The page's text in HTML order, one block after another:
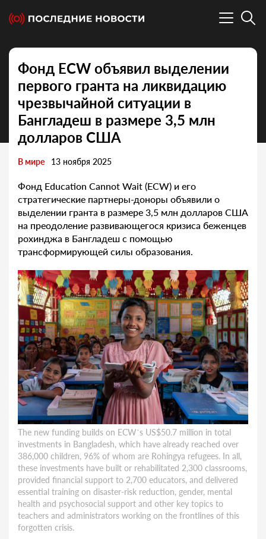
Фонд ECW объявил выделении
первого гранта на ликвидацию
чрезвычайной ситуации в
Бангладеш в размере 3,5 млн
долларов США
В мире 13 ноября 2025
Фонд Education Cannot Wait (ECW) и его
стратегические партнеры-доноры объявили о
выделении гранта в размере 3,5 млн долларов США
на преодоление развивающегося кризиса беженцев
рохинджа в Бангладеш с помощью
трансформирующей силы образования.
The new funding builds on ECW’s US$50.7 million in total
investments in Bangladesh, which have already reached over
386,000 children, 96% of whom are Rohingya refugees. In all,
these investments have built or rehabilitated 2,300 classrooms,
provided financial support to 2,700 educators, and delivered
essential training on disaster-risk reduction, gender, mental
health and psychosocial support and other key topics to
teachers and administrators working on the frontlines of this
forgotten crisis.